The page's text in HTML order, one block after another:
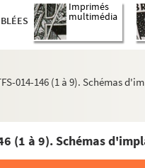
Imprimés
multimédia
014-146 (1 à 9). Schémas
pour le théâtre et l'opéra
1969
1979